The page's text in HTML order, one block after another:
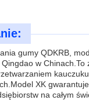
gumy QDKRB,
w
XK
na całym